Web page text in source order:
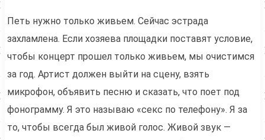
Петь нужно только живьем. Сейчас эстрада
захламлена. Если хозяева площадки поставят условие,
чтобы концерт прошел только живьем, мы очистимся
за год. Артист должен выйти на сцену, взять
микрофон, объявить песню и сказать, что поет под
фонограмму. Я это называю «секс по телефону». Я за
то, чтобы всегда был живой голос. Живой звук —